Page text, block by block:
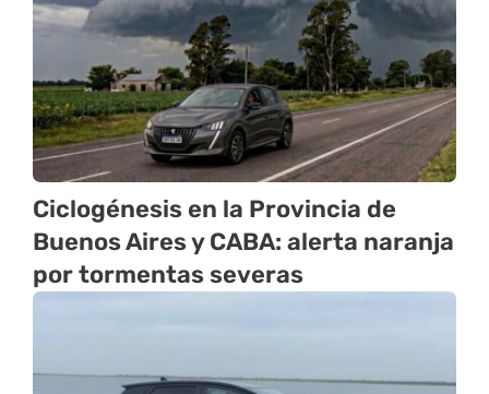
Ciclogénesis en la Provincia de
Buenos Aires y CABA: alerta naranja
por tormentas severas